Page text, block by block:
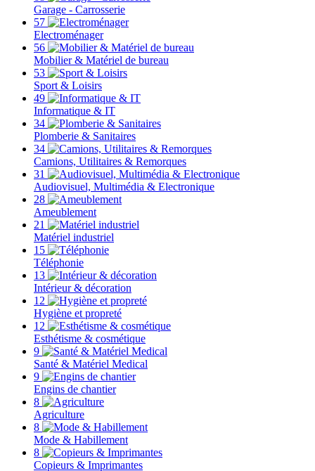
Garage - Carrosserie
57
Electroménager
56
Mobilier & Matériel de bureau
53
Sport & Loisirs
49
Informatique & IT
34
Plomberie & Sanitaires
34
Camions, Utilitaires & Remorques
31
Audiovisuel, Multimédia & Electronique
28
Ameublement
21
Matériel industriel
15
Téléphonie
13
Intérieur & décoration
12
Hygiène et propreté
12
Esthétisme & cosmétique
9
Santé & Matériel Medical
9
Engins de chantier
8
Agriculture
8
Mode & Habillement
8
Copieurs & Imprimantes